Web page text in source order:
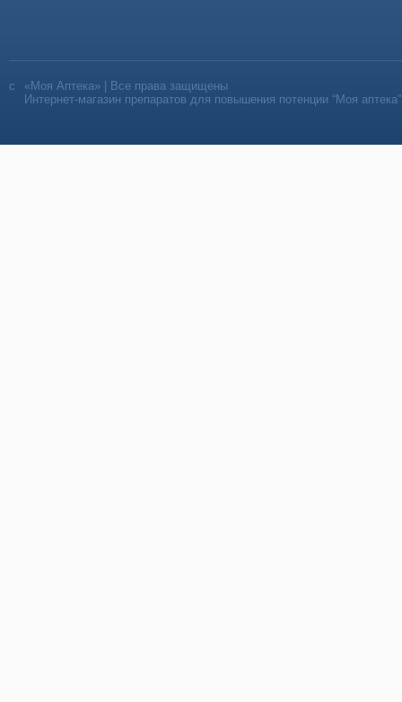
«Моя Аптека» | Все права защищены
Интернет-магазин препаратов для повышения потенции “Моя